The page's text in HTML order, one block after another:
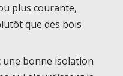
plus courante,
que des bois
bonne isolation